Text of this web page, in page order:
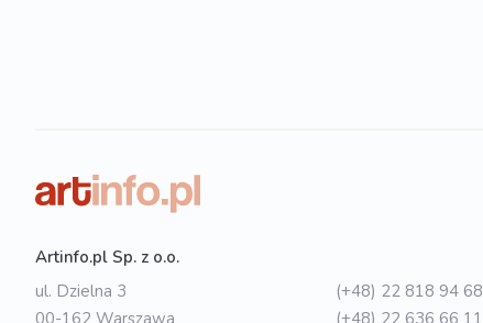
Artinfo.pl Sp. z o.o.
ul. Dzielna 3
00-162 Warszawa
(+48) 22 818 94 68
(+48) 22 636 66 11